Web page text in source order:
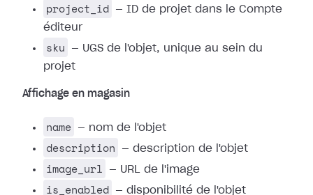
project_id
— ID de projet dans le Compte
éditeur
sku
— UGS de l'objet, unique au sein du
projet
Affichage en magasin
name — nom de l'objet
description — description de l'objet
image_url — URL de l'image
is_enabled — disponibilité de l'objet